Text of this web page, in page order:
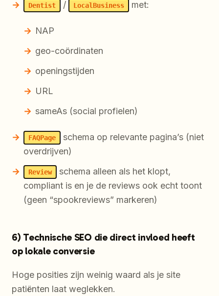
Dentist / LocalBusiness met:
NAP
geo-coördinaten
openingstijden
URL
sameAs (social profielen)
FAQPage
schema op relevante pagina’s (niet
overdrijven)
Review
schema alleen als het klopt,
compliant is en je de reviews ook echt toont
(geen “spookreviews” markeren)
6) Technische SEO die direct invloed heeft
op lokale conversie
Hoge posities zijn weinig waard als je site
patiënten laat weglekken.